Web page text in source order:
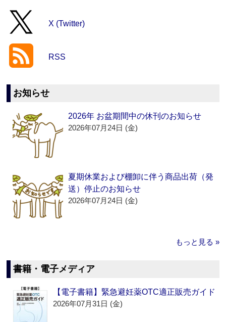
X (Twitter)
RSS
お知らせ
2026年 お盆期間中の休刊のお知らせ
2026年07月24日 (金)
夏期休業および棚卸に伴う商品出荷（発
送）停止のお知らせ
2026年07月24日 (金)
もっと見る »
書籍・電子メディア
【電子書籍】緊急避妊薬OTC適正販売ガイド
2026年07月31日 (金)